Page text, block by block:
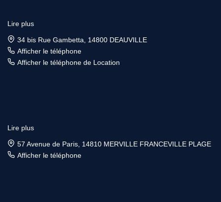
Lire plus
34 bis Rue Gambetta, 14800 DEAUVILLE
Afficher le téléphone
Afficher le téléphone de Location
Lire plus
57 Avenue de Paris, 14810 MERVILLE FRANCEVILLE PLAGE
Afficher le téléphone